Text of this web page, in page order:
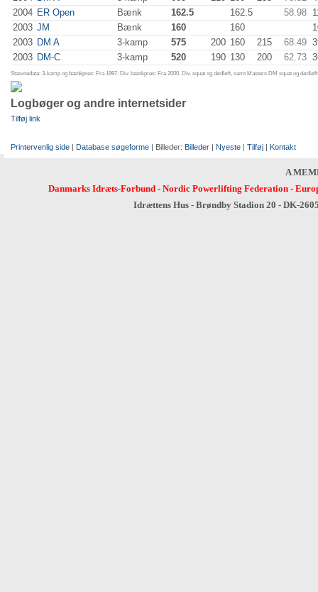
2004 ER Open Bænk 162.5 162.5 58.98
2003 JM Bænk 160 160
2003 DM A 3-kamp 575 200 160 215 68.49
2003 DM-C 3-kamp 520 190 130 200 62.73
Stævnedata: 3-kamp og bænkpres: Fra 1997. Div. bænkpres: Fra 2000. Div. squat og dødløft, samt Masters DM squat og
Logbøger og andre internetsider
Tilføj link
Printervenlig side | Database søgeforme | Billeder: Billeder | Nyeste | Tilføj | Kontakt
A
Danmarks Idræts-Forbund- Nordic Powerlifting Federation-
Idrættens Hus - Brøndby Stadion 20 - DK-